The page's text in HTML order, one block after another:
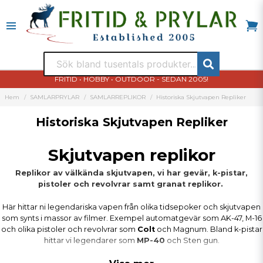
FRITID • HOBBY • OUTDOOR - SEDAN 2005!
Hem SAMLARPRYLAR SAMLARREPLIKOR Historiska Skjutvapen Repliker
Historiska Skjutvapen Repliker
Skjutvapen replikor
Replikor av välkända skjutvapen, vi har gevär, k-pistar,
pistoler och revolvrar samt granat replikor.
Här hittar ni legendariska vapen från olika tidsepoker och skjutvapen
som synts i massor av filmer. Exempel automatgevär som AK-47, M-16
och olika pistoler och revolvrar som Coltoch Magnum. Bland k-pistar
hittar vi legendarer som MP-40 och Sten gun.